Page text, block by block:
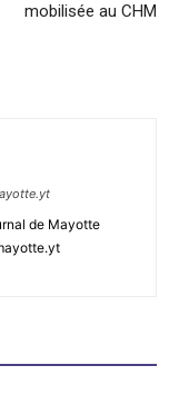
mobilisée au CHM
de Mayotte